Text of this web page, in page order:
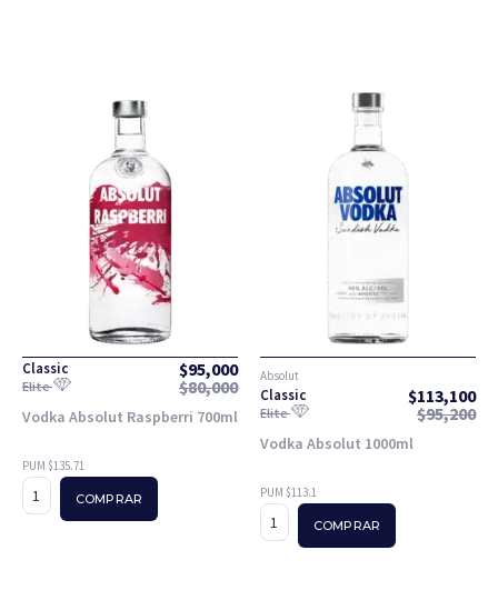
Classic $95,000
Elite $80,000
Vodka Absolut Raspberri 700ml
PUM $135.71
COMPRAR
Absolut
Classic $113,100
Elite $95,200
Vodka Absolut 1000ml
PUM $113.1
COMPRAR